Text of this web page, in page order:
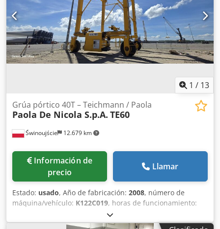
simple Tapa domo: 80x97 mm Presión de trabajo según
placa de características: 5 bar Dimensiones del depósito:
Diámetro exterior: 300 mm Altura cilíndrica: 500 mm Altura
total: 930 mm Anchura total: 450 mm Longitud total: 470
mm Materiales: Interior: 1.4301 / AISI 304 Exterior: 1.4301 /
AISI 304 Equipamiento: Placa de características: Sí
1 / 13
Świnoujście 12.679 km
Grúa pórtico 40T – Teichmann / Paola
Paola De Nicola S.p.A. TE60
Información de
precio
Llamar
Estado: usado, Año de fabricación: 2008, número de
máquina/vehículo: K122C019, horas de funcionamiento:
, Grúa pórtico de 40 toneladas – Teichmann / Paola
De Nicola Se vende una grúa pórtico con una capacidad de